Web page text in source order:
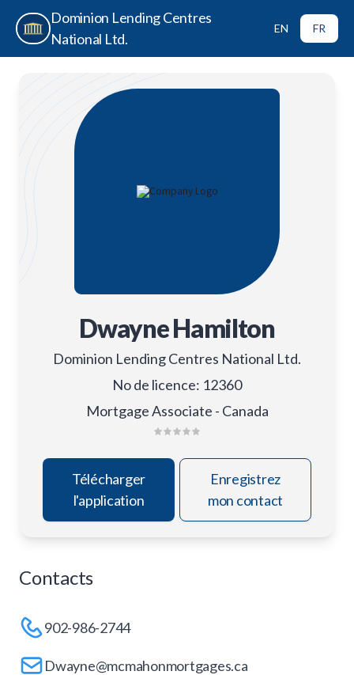
Dominion Lending Centres
National Ltd.
EN FR
Dwayne Hamilton
Dominion Lending Centres National Ltd.
No de licence: 12360
Mortgage Associate - Canada
Télécharger
l'application
Enregistrez
mon contact
Contacts
902-986-2744
Dwayne@mcmahonmortgages.ca